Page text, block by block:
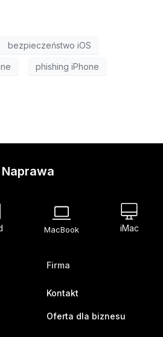
bezpieczeństwo iOS
phishing iPhone
Naprawa
MacBook iMac
Firma
Kontakt
Oferta dla biznesu